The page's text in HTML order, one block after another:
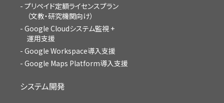
プリペイド定額ライセンスプラン
（文教・研究機関向け）
Google Cloudシステム監視 +
運用支援
Google Workspace導入支援
Google Maps Platform導入支援
システム開発